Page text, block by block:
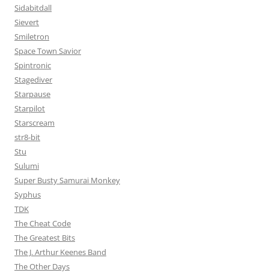
Sidabitdall
Sievert
Smiletron
Space Town Savior
Spintronic
Stagediver
Starpause
Starpilot
Starscream
str8-bit
Stu
Sulumi
Super Busty Samurai Monkey
Syphus
TDK
The Cheat Code
The Greatest Bits
The J. Arthur Keenes Band
The Other Days